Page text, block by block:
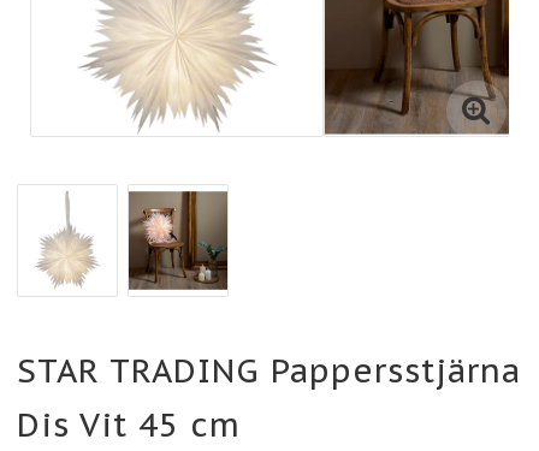
STAR TRADING Pappersstjärna
Dis Vit 45 cm